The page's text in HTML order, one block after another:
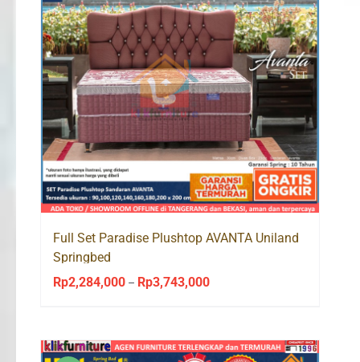
Full Set Paradise Plushtop AVANTA Uniland
Springbed
Rp2,284,000 – Rp3,743,000Price
through